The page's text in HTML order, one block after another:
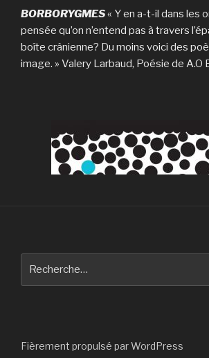
BORBORYGMES« Y en a-t-il dans les
pensée qu’on n’entend pas à travers
boîte crânienne? Du moins voici des
image. » Valery Larbaud, Poésie de A.O
Fièrement propulsé par WordPress